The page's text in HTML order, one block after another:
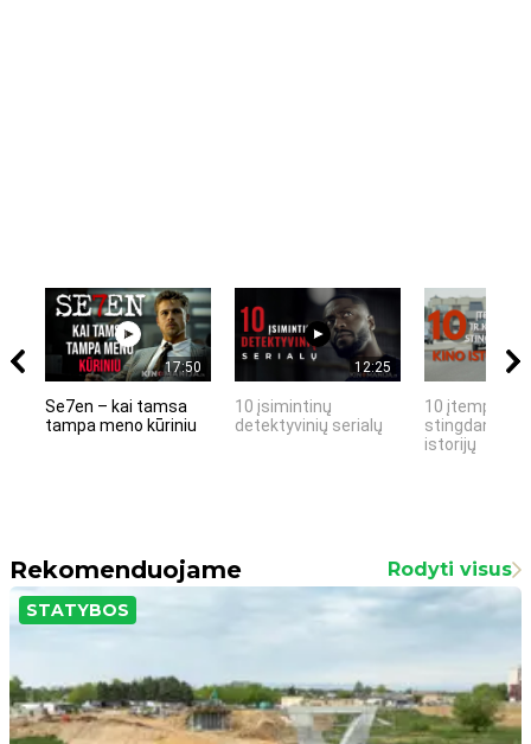
17:50
Se7en – kai tamsa
tampa meno kūriniu
12:25
10 įsimintinų
detektyvinių serialų
10 įtemptų,
stingdančių
istorijų
Rekomenduojame Rodyti visus
STATYBOS